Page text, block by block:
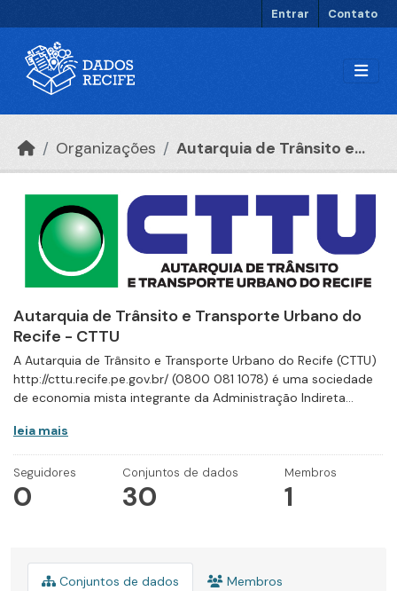
Entrar Contato
Organizações Autarquia de Trânsito e...
Autarquia de Trânsito e Transporte Urbano do
Recife - CTTU
A Autarquia de Trânsito e Transporte Urbano do Recife (CTTU)
http://cttu.recife.pe.gov.br/ (0800 081 1078) é uma sociedade
de economia mista integrante da Administração Indireta...
leia mais
Seguidores
0
Conjuntos de dados
30
Membros
1
Conjuntos de dados Membros